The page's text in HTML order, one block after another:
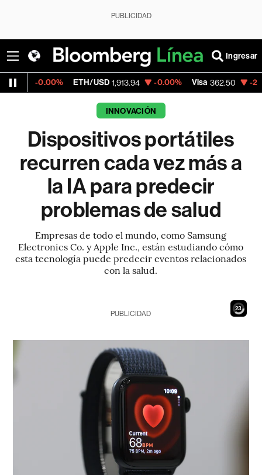
PUBLICIDAD
Ingresar
ETH/USD 1,913.94 -0.00% Visa 362.50 -2.15%
INNOVACIÓN
Dispositivos portátiles
recurren cada vez más a
la IA para predecir
problemas de salud
Empresas de todo el mundo, como Samsung
Electronics Co. y Apple Inc., están estudiando cómo
esta tecnología puede predecir eventos relacionados
con la salud.
21
PUBLICIDAD